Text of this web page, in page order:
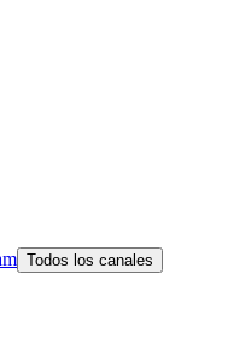
Todos los canales